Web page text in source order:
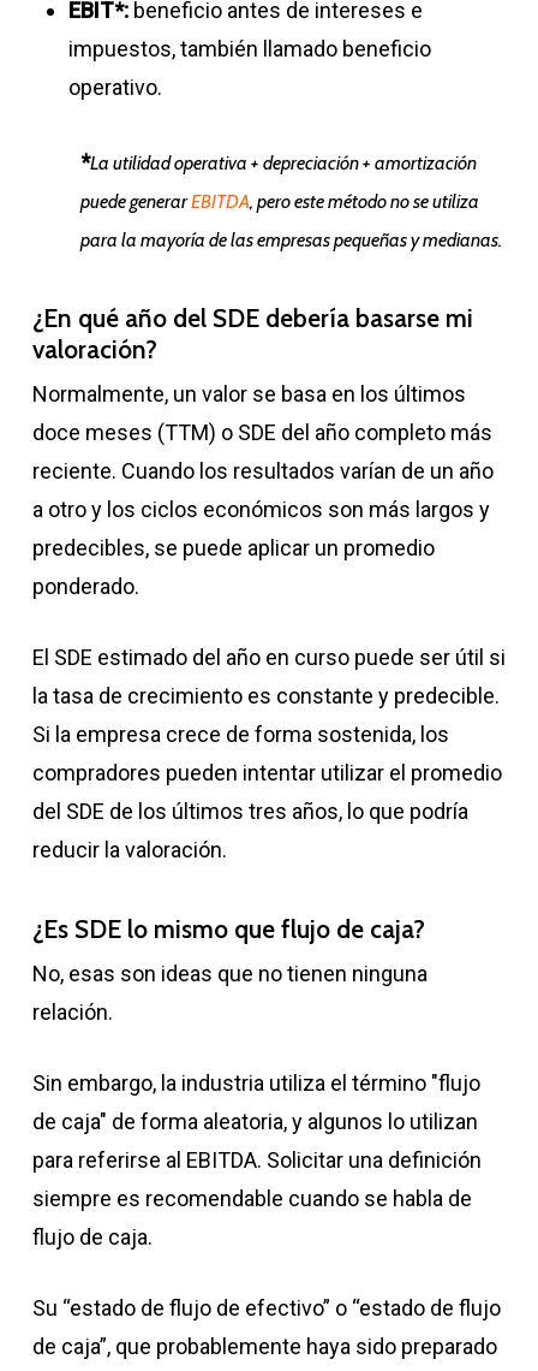
EBIT*:beneficio antes de intereses e
impuestos, también llamado beneficio
operativo.
*La utilidad operativa + depreciación + amortización
puede generarEBITDA, pero este método no se utiliza
para la mayoría de las empresas pequeñas y medianas.
¿En qué año del SDE debería basarse mi
valoración?
Normalmente, un valor se basa en los últimos
doce meses (TTM) o SDE del año completo más
reciente. Cuando los resultados varían de un año
a otro y los ciclos económicos son más largos y
predecibles, se puede aplicar un promedio
ponderado.
El SDE estimado del año en curso puede ser útil si
la tasa de crecimiento es constante y predecible.
Si la empresa crece de forma sostenida, los
compradores pueden intentar utilizar el promedio
del SDE de los últimos tres años, lo que podría
reducir la valoración.
¿Es SDE lo mismo que flujo de caja?
No, esas son ideas que no tienen ninguna
relación.
Sin embargo, la industria utiliza el término "flujo
de caja" de forma aleatoria, y algunos lo utilizan
para referirse al EBITDA. Solicitar una definición
siempre es recomendable cuando se habla de
flujo de caja.
Su “estado de flujo de efectivo” o “estado de flujo
de caja”, que probablemente haya sido preparado